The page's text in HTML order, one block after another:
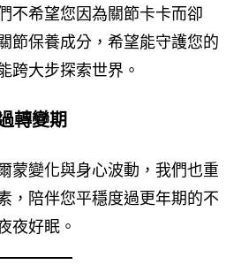
不希望您因為關節卡卡而卻
節保養成分，希望能守護您的
跨大步探索世界。
轉變期
蒙變化與身心波動，我們也重
，陪伴您平穩度過更年期的不
夜好眠。